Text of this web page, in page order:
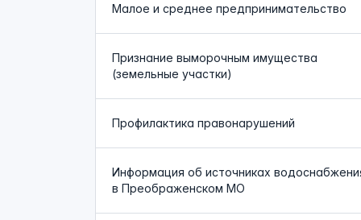
Малое и среднее предпринимательство
Признание выморочным имущества
(земельные участки)
Профилактика правонарушений
Информация об источниках
в Преображенском МО